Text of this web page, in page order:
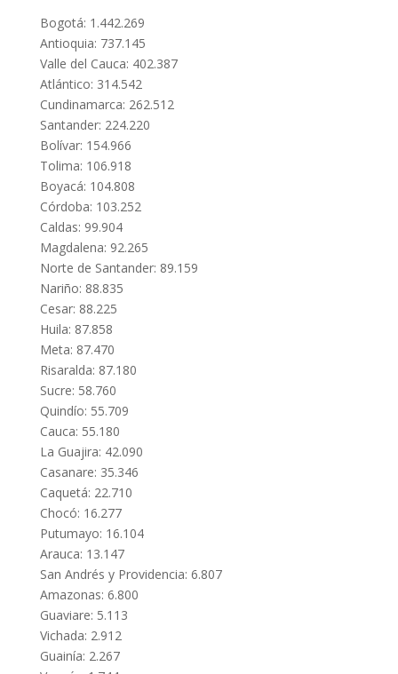
Bogotá: 1.442.269
Antioquia: 737.145
Valle del Cauca: 402.387
Atlántico: 314.542
Cundinamarca: 262.512
Santander: 224.220
Bolívar: 154.966
Tolima: 106.918
Boyacá: 104.808
Córdoba: 103.252
Caldas: 99.904
Magdalena: 92.265
Norte de Santander: 89.159
Nariño: 88.835
Cesar: 88.225
Huila: 87.858
Meta: 87.470
Risaralda: 87.180
Sucre: 58.760
Quindío: 55.709
Cauca: 55.180
La Guajira: 42.090
Casanare: 35.346
Caquetá: 22.710
Chocó: 16.277
Putumayo: 16.104
Arauca: 13.147
San Andrés y Providencia: 6.807
Amazonas: 6.800
Guaviare: 5.113
Vichada: 2.912
Guainía: 2.267